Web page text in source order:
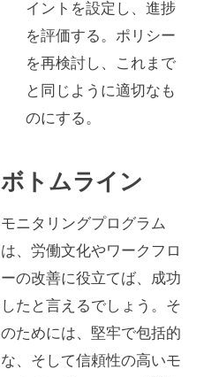
イントを設定し、進捗
を評価する。ポリシー
を再検討し、これまで
と同じように適切なも
のにする。
ボトムライン
モニタリングプログラム
は、労働文化やワークフロ
ーの改善に役立てば、成功
したと言えるでしょう。そ
のためには、堅牢で包括的
な、そして信頼性の高いモ